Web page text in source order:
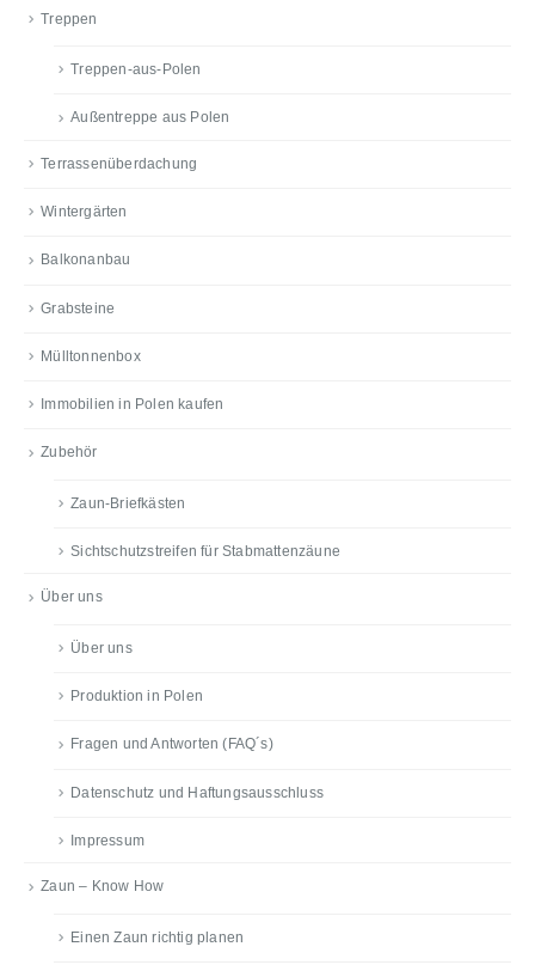
Treppen
Treppen-aus-Polen
Außentreppe aus Polen
Terrassenüberdachung
Wintergärten
Balkonanbau
Grabsteine
Mülltonnenbox
Immobilien in Polen kaufen
Zubehör
Zaun-Briefkästen
Sichtschutzstreifen für Stabmattenzäune
Über uns
Über uns
Produktion in Polen
Fragen und Antworten (FAQ´s)
Datenschutz und Haftungsausschluss
Impressum
Zaun – Know How
Einen Zaun richtig planen